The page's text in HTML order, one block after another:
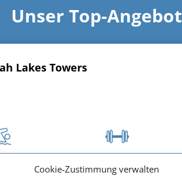
Cookie-Zustimmung verwalten
Unser Top-Angebot
Lakes Towers
ab 770 € (p.P.)